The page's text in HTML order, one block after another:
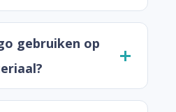
gebruiken op